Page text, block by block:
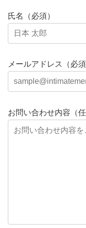
氏名（必須）
メールアドレス（必須
お問い合わせ内容（任